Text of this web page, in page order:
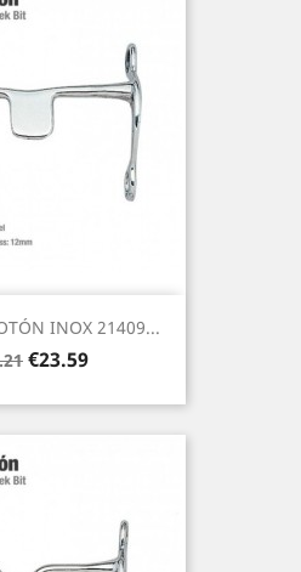
INOX 21409...
Price
€23.59